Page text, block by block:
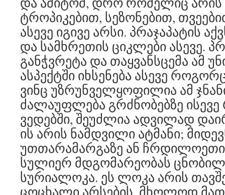
ტროპიკებით, სეზონებით,
ასევე იგივე არსი. პრაჯაპატის
და სამხრეთის ციკლები ასევე.
განჭვრეტა და თაყვანსცემა ამ
ასპექტში იხსენება ასევე
ვინც უზრუნველყოფილია ამ
ძალაუფლება გრძნობებზე
ვედებში, შეუძლია ადვილად
ის არის ნამდვილი ატმანი;
უთთარამარგაზე ან
სულიერ მდგომარეობას
სურიალოკა. ეს ლოკა არის
ცოცხალი არსების. მხოლოდ